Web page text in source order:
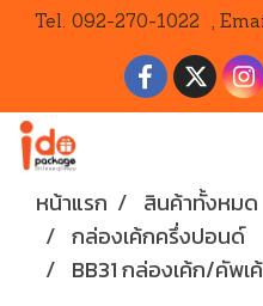
Tel. 092-270-1022 ,
หน้าแรก สินค้าทั้งหมด
กล่องเค้กครึ่งปอนด์
BB31 กล่องเค้ก/คัพ